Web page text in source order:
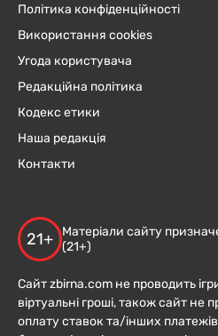
Політика конфіденційності
Використання cookies
Угода користувача
Редакційна політика
Кодекс етики
Наша редакція
Контакти
21+
Матеріали сайту
(21+)
Сайт zbirna.com не проводить
віртуальні гроші, також сайт не
оплату ставок та/інших